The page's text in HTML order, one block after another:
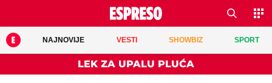
NAJNOVIJE VESTI SHOWBIZ SPORT
LEK ZA UPALU PLUĆA